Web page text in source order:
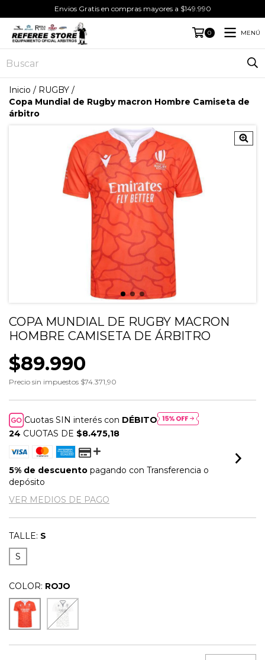
Envios Gratis en compras mayores a $149.990
0 MENÚ
Inicio / RUGBY /
Copa Mundial de Rugby macron Hombre Camiseta de
árbitro
COPA MUNDIAL DE RUGBY MACRON
HOMBRE CAMISETA DE ÁRBITRO
$89.990
Precio sin impuestos $74.371,90
Cuotas SIN interés con DÉBITO
24 CUOTAS DE $8.475,18
5% de descuento pagando con Transferencia o
depósito
VER MEDIOS DE PAGO
TALLE: S
S
COLOR: ROJO